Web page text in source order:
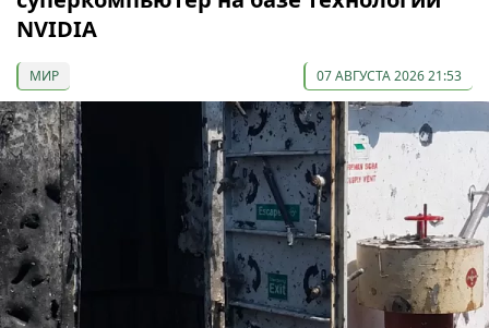
NVIDIA
МИР 07 АВГУСТА 2026 21:53